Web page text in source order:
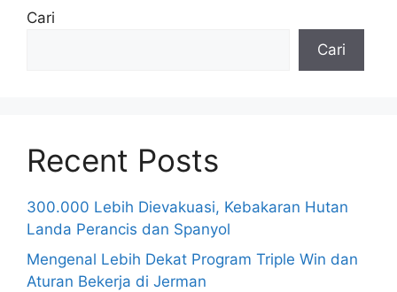
Cari
Cari
Recent Posts
300.000 Lebih Dievakuasi, Kebakaran Hutan
Landa Perancis dan Spanyol
Mengenal Lebih Dekat Program Triple Win dan
Aturan Bekerja di Jerman